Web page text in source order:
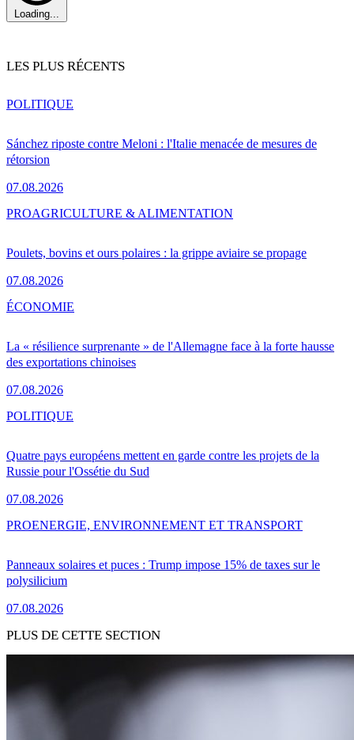
Loading...
LES PLUS RÉCENTS
Sánchez riposte contre Meloni : l'Italie menacée de mesures de
rétorsion
07.08.2026
POLITIQUE
Poulets, bovins et ours polaires : la grippe aviaire se propage
07.08.2026
PROAGRICULTURE & ALIMENTATION
La « résilience surprenante » de l'Allemagne face à la forte hausse
des exportations chinoises
07.08.2026
ÉCONOMIE
Quatre pays européens mettent en garde contre les projets de la
Russie pour l'Ossétie du Sud
07.08.2026
POLITIQUE
Panneaux solaires et puces : Trump impose 15% de taxes sur le
polysilicium
07.08.2026
PROENERGIE, ENVIRONNEMENT ET TRANSPORT
PLUS DE CETTE SECTION